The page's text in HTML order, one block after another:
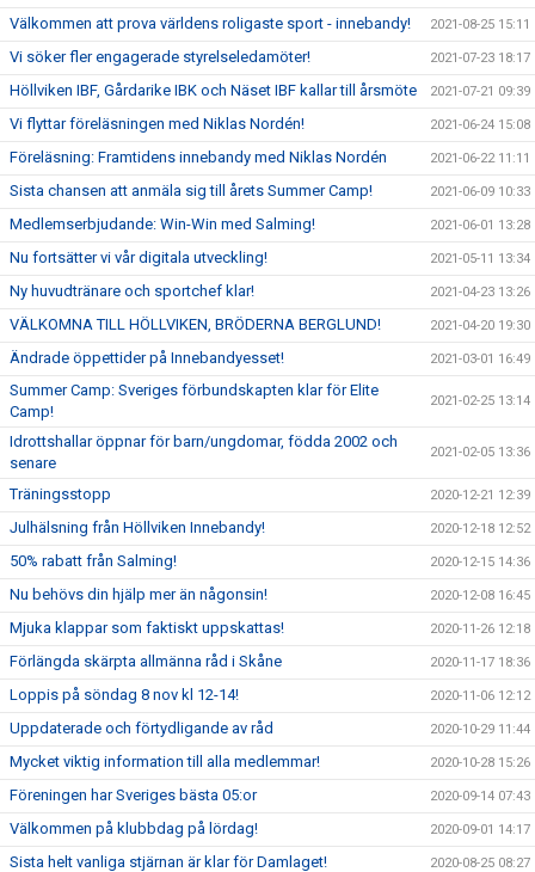
Välkommen att prova världens roligaste sport - innebandy! 2021-08-25 15:11
Vi söker fler engagerade styrelseledamöter! 2021-07-23 18:17
Höllviken IBF, Gårdarike IBK och Näset IBF kallar till årsmöte 2021-07-21 09:39
Vi flyttar föreläsningen med Niklas Nordén! 2021-06-24 15:08
Föreläsning: Framtidens innebandy med Niklas Nordén 2021-06-22 11:11
Sista chansen att anmäla sig till årets Summer Camp! 2021-06-09 10:33
Medlemserbjudande: Win-Win med Salming! 2021-06-01 13:28
Nu fortsätter vi vår digitala utveckling! 2021-05-11 13:34
Ny huvudtränare och sportchef klar! 2021-04-23 13:26
VÄLKOMNA TILL HÖLLVIKEN, BRÖDERNA BERGLUND! 2021-04-20 19:30
Ändrade öppettider på Innebandyesset! 2021-03-01 16:49
Summer Camp: Sveriges förbundskapten klar för Elite
Camp!
2021-02-25 13:14
Idrottshallar öppnar för barn/ungdomar, födda 2002 och
senare
2021-02-05 13:36
Träningsstopp 2020-12-21 12:39
Julhälsning från Höllviken Innebandy! 2020-12-18 12:52
50% rabatt från Salming! 2020-12-15 14:36
Nu behövs din hjälp mer än någonsin! 2020-12-08 16:45
Mjuka klappar som faktiskt uppskattas! 2020-11-26 12:18
Förlängda skärpta allmänna råd i Skåne 2020-11-17 18:36
Loppis på söndag 8 nov kl 12-14! 2020-11-06 12:12
Uppdaterade och förtydligande av råd 2020-10-29 11:44
Mycket viktig information till alla medlemmar! 2020-10-28 15:26
Föreningen har Sveriges bästa 05:or 2020-09-14 07:43
Välkommen på klubbdag på lördag! 2020-09-01 14:17
Sista helt vanliga stjärnan är klar för Damlaget! 2020-08-25 08:27